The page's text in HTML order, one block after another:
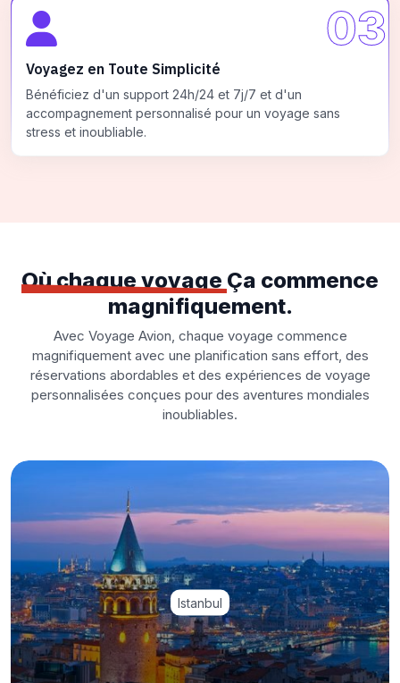
03
Voyagez en Toute Simplicité
Bénéficiez d'un support 24h/24 et 7j/7 et d'un
accompagnement personnalisé pour un voyage sans
stress et inoubliable.
Où chaque voyage Ça commence
magnifiquement.
Avec Voyage Avion, chaque voyage commence
magnifiquement avec une planification sans effort, des
réservations abordables et des expériences de voyage
personnalisées conçues pour des aventures mondiales
inoubliables.
Istanbul